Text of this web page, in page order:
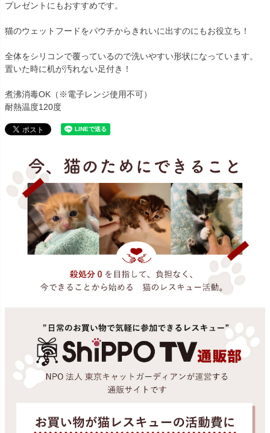
プレゼントにもおすすめです。
猫のウェットフードをパウチからきれいに出すのにもお役立ち！
全体をシリコンで覆っているので洗いやすい形状になっています。
置いた時に机が汚れない足付き！
煮沸消毒OK（※電子レンジ使用不可）
耐熱温度120度